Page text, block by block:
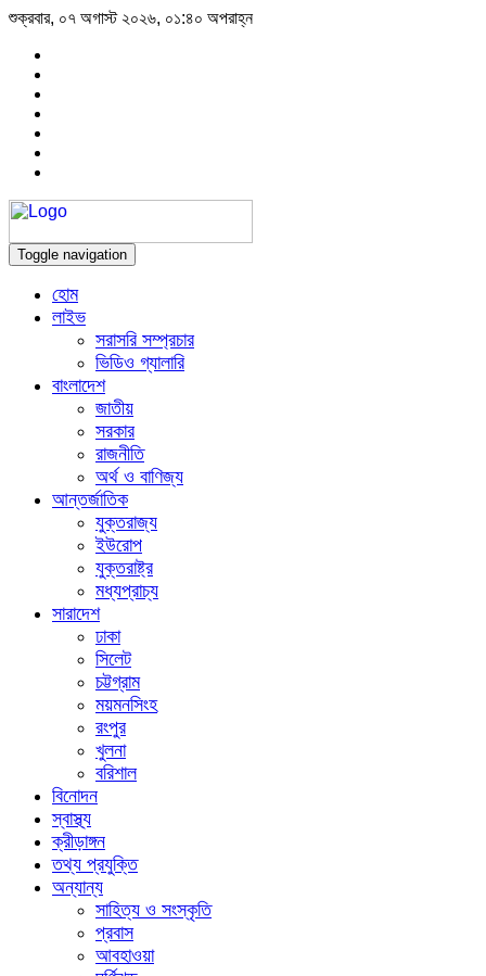
শুক্রবার, ০৭ অগাস্ট ২০২৬, ০১:৪০ অপরাহ্ন
Toggle navigation
হোম
লাইভ
সরাসরি সম্প্রচার
ভিডিও গ্যালারি
বাংলাদেশ
জাতীয়
সরকার
রাজনীতি
অর্থ ও বাণিজ্য
আন্তর্জাতিক
যুক্তরাজ্য
ইউরোপ
যুক্তরাষ্ট্র
মধ্যপ্রাচ্য
সারাদেশ
ঢাকা
সিলেট
চট্টগ্রাম
ময়মনসিংহ
রংপুর
খুলনা
বরিশাল
বিনোদন
স্বাস্থ্য
ক্রীড়াঙ্গন
তথ্য প্রযুক্তি
অন্যান্য
সাহিত্য ও সংস্কৃতি
প্রবাস
আবহাওয়া